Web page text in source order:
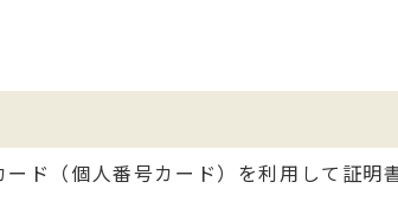
ド（個人番号カード）を利用して証明